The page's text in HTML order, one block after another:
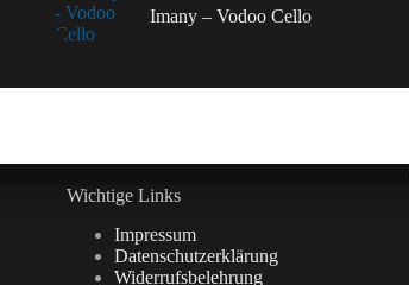
Imany – Vodoo Cello
Wichtige Links
Impressum
Datenschutzerklärung
Widerrufsbelehrung